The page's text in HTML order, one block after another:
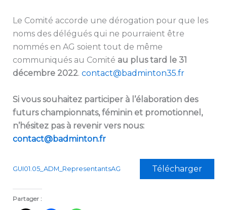
Le Comité accorde une dérogation pour que les
noms des délégués qui ne pourraient être
nommés en AG soient tout de même
communiqués au Comité au plus tard le 31
décembre 2022. contact@badminton35.fr
Si vous souhaitez participer à l’élaboration des
futurs championnats, féminin et promotionnel,
n’hésitez pas à revenir vers nous:
contact@badminton.fr
GUI01.05_ADM_RepresentantsAG Télécharger
Partager :